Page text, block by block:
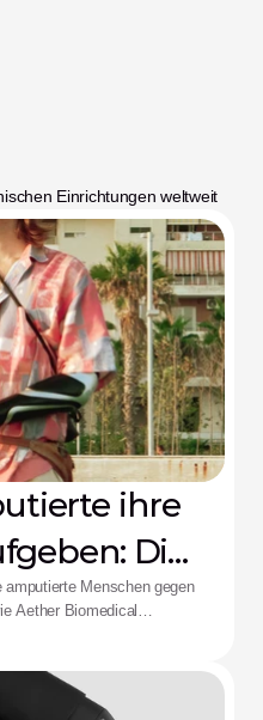
Einrichtungen weltweit
ihre
Die
Menschen gegen
Aether Biomedical